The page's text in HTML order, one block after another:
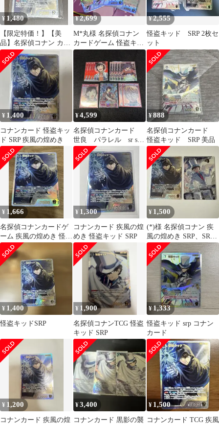
¥ 1,480
【限定特価！】【美
品】名探偵コナン カー
ドゲーム 疾風の煌めき
怪盗キッドSRP
¥2,699
M*丸様 名探偵コナン
カードゲーム 怪盗キッ
ド SR 3枚セット 西と東
の大決戦
¥2,555
怪盗キッド SRP 2枚セ
ット
¥ 1,400
コナンカード 怪盗キッ
ド SRP 疾風の煌めき
¥4,599
名探偵コナンカード
世良 パラレル sr srp
cp pr 新出
¥888
名探偵コナンカード
怪盗キッド SRP 美品
¥ 1,666
名探偵コナンカードゲ
ーム 疾風の煌めき 怪盗
キッド srp
¥ 1,300
コナンカード 疾風の煌
めき 怪盗キッド SRP
¥ 1,500
(*)様 名探偵コナン 疾
風の煌めき SRP、SR怪
盗キッドまとめ売り
¥ 1,400
怪盗キッドSRP
¥ 1,900
名探偵コナンTCG 怪盗
キッド SRP
¥1,333
怪盗キッド srp コナン
カード
¥ 1,200
コナンカード 疾風の煌
¥3,400
コナンカード 黒影の襲
¥ 1,500
コナンカード TCG 疾風